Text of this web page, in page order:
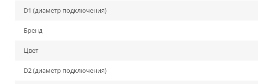
D1 (диаметр подключения)
Бренд
Цвет
D2 (диаметр подключения)